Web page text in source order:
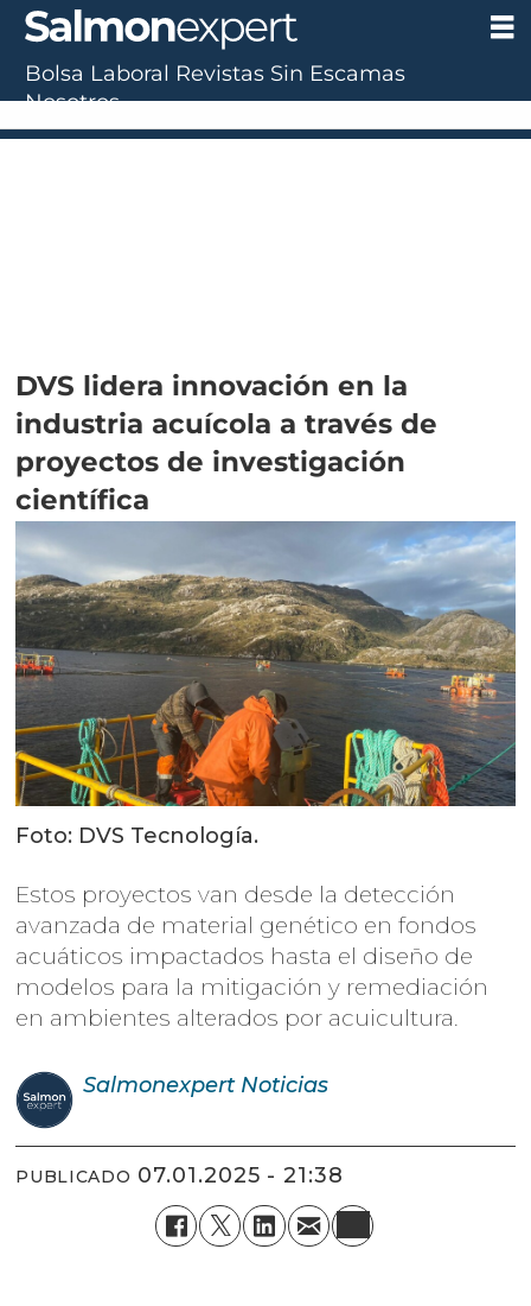
DVS lidera innovación en la
industria acuícola a través de
proyectos de investigación
científica
Foto: DVS Tecnología.
Estos proyectos van desde la detección
avanzada de material genético en fondos
acuáticos impactados hasta el diseño de
modelos para la mitigación y remediación
en ambientes alterados por acuicultura.
Salmonexpert Noticias
PUBLICADO 07.01.2025 - 21:38
Bolsa Laboral Revistas Sin Escamas
Nosotros